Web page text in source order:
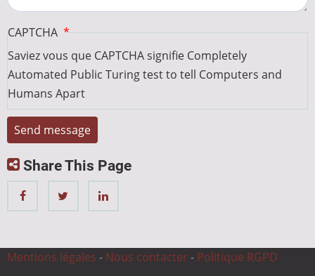
CAPTCHA
Saviez vous que CAPTCHA signifie Completely
Automated Public Turing test to tell Computers and
Humans Apart
Share This Page
Mentions légales - Nous contacter - Politique RGPD